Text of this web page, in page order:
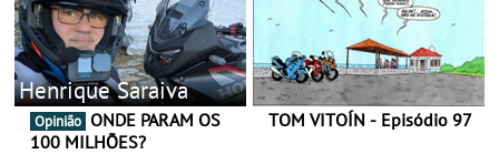
Henrique Saraiva
Opinião
100 MILHÕES?
TOM VITOÍN - Episódio 97